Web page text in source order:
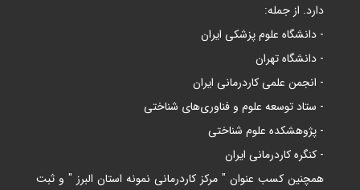
دارد. از جمله:
- دانشگاه علوم پزشکی ایران
- دانشگاه تهران
- انجمن علمی کاردرمانی ایران
- ستاد توسعه علوم و فناوری‌های شناختی
- پژوهشکده علوم شناختی
- کنگره کاردرمانی ایران
همچنین کسب عنوان " مرکز کاردرمانی نمونه استان البرز " و ثبت